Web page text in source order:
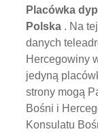
Placówka
Polska . Na
danych
Hercegowiny
jedyną
strony mogą
Bośni i
Konsulatu